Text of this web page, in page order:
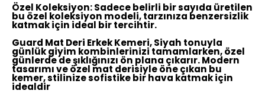
Özel Koleksiyon:Sadece belirli bir sayıda üretilen
bu özel koleksiyon modeli, tarzınıza benzersizlik
katmak için ideal bir tercihtir.
Guard Mat Deri Erkek Kemeri, Siyah tonuyla
günlük giyim kombinlerinizi tamamlarken, özel
günlerde de şıklığınızı ön plana çıkarır. Modern
tasarımı ve özel mat derisiyle öne çıkan bu
kemer, stilinize sofistike bir hava katmak için
idealdir